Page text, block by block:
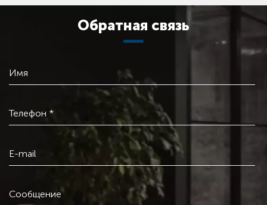
Материал корпуса:чугун с катафорезным
Размер всасывающего патрубка:
DN 32 - DN 40 - DN 50 - DN 65 - DN 80
Размер напорного патрубка:
- DN 40 - DN 50 - DN 65 - DN 80
Материал рабочего колеса:композит PES/PP
Номинальная мощность - Р2:
135 - 1300 Вт
Частота питающей сети:50 Гц
Номинальное напряжение:1 x 230 В, 3 x 380 В
Номинальный ток:
0,60 - 5,8 А
Степень защиты (IEC 34-5): IP44
Обратная связь
Имя
Телефон *
E-mail
Сообщение